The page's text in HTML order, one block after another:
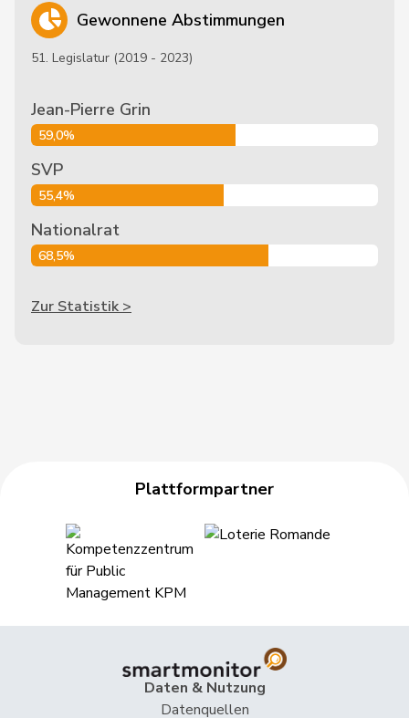
Gewonnene Abstimmungen
51. Legislatur (2019 - 2023)
Jean-Pierre Grin
59,0%
SVP
55,4%
Nationalrat
68,5%
Zur Statistik >
Plattformpartner
Daten & Nutzung
Datenquellen